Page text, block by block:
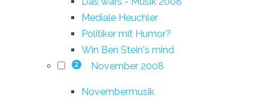
Mediale Heuchler
Politiker mit Humor?
Win Ben Stein's mind
2 November 2008
Novembermusik